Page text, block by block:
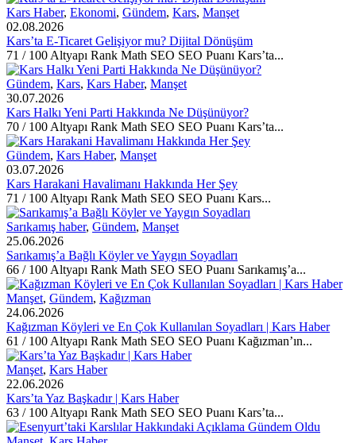
Kars Haber, Ekonomi, Gündem, Kars, Manşet
02.08.2026
Kars’ta E-Ticaret Gelişiyor mu? Dijital Dönüşüm
71 / 100 Altyapı Rank Math SEO SEO Puanı Kars’ta...
Gündem, Kars, Kars Haber, Manşet
30.07.2026
Kars Halkı Yeni Parti Hakkında Ne Düşünüyor?
70 / 100 Altyapı Rank Math SEO SEO Puanı Kars’ta...
Gündem, Kars Haber, Manşet
03.07.2026
Kars Harakani Havalimanı Hakkında Her Şey
71 / 100 Altyapı Rank Math SEO SEO Puanı Kars...
Sarıkamış haber, Gündem, Manşet
25.06.2026
Sarıkamış’a Bağlı Köyler ve Yaygın Soyadları
66 / 100 Altyapı Rank Math SEO SEO Puanı Sarıkamış’a...
Manşet, Gündem, Kağızman
24.06.2026
Kağızman Köyleri ve En Çok Kullanılan Soyadları | Kars Haber
61 / 100 Altyapı Rank Math SEO SEO Puanı Kağızman’ın...
Manşet, Kars Haber
22.06.2026
Kars’ta Yaz Başkadır | Kars Haber
63 / 100 Altyapı Rank Math SEO SEO Puanı Kars’ta...